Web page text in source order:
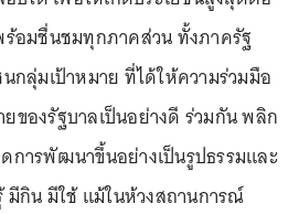
อมชื่นชมทุกภาคส่วน ทั้งภาครัฐ
กลุ่มเป้าหมาย ที่ได้ให้ความร่วมมือ
ของรัฐบาลเป็นอย่างดี ร่วมกัน พลิก
การพัฒนาขึ้นอย่างเป็นรูปธรรมและ
มีกิน มีใช้ แม้ในห้วงสถานการณ์